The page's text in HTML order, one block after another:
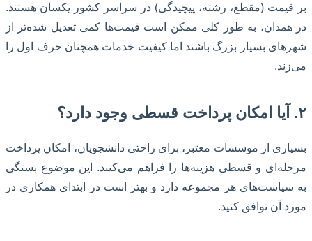
بر قیمت (مقطع، رشته، پیچیدگی) در سراسر کشور یکسان هستند.
در همدان، به طور کلی ممکن است قیمت‌ها کمی تعدیل شده‌تر از
شهرهای بسیار بزرگ باشند اما کیفیت خدمات همچنان حرف اول را
می‌زند.
۲. آیا امکان پرداخت قسطی وجود دارد؟
بسیاری از موسسات معتبر، برای راحتی دانشجویان، امکان پرداخت
مرحله‌ای و قسطی هزینه‌ها را فراهم می‌کنند. این موضوع بستگی
به سیاست‌های هر مجموعه دارد و بهتر است در ابتدای همکاری در
مورد آن توافق کنید.